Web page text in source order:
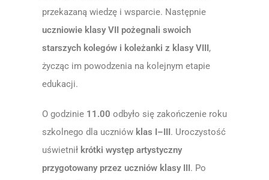
przekazaną wiedzę i wsparcie. Następnie
uczniowie klasy VII pożegnali swoich
starszych kolegów i koleżanki z klasy VIII,
życząc im powodzenia na kolejnym etapie
edukacji.
O godzinie 11.00 odbyło się zakończenie roku
szkolnego dla uczniów klas I–III. Uroczystość
uświetnił krótki występ artystyczny
przygotowany przez uczniów klasy III. Po